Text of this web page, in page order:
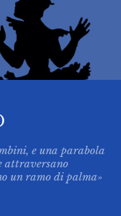
e una parabola
attraversano
un ramo di palma»